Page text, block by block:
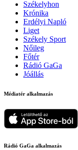
Székelyhon
Krónika
Erdélyi Napló
Liget
Székely Sport
Nőileg
Főtér
Rádió GaGa
Jóállás
Médiatér alkalmazás
Rádió GaGa alkalmazás